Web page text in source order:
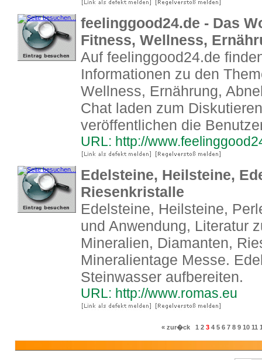
feelinggood24.de - Das
Fitness, Wellness,
Auf feelinggood24.de
Informationen zu den
Wellness, Ernährung,
Chat laden zum
veröffentlichen die
URL: http://
Edelsteine, Heilsteine,
Riesenkristalle
Edelsteine, Heilsteine,
und Anwendung, Literatur
Mineralien, Diamanten,
Mineralientage Messe.
Steinwasser aufbereiten.
URL: http://www.romas.eu
« zur�ck 1 2 3 4 5 6 7 8 9 10 11